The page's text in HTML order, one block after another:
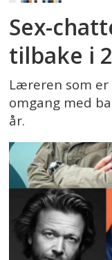
Sex-
tilbake i
Læreren som
omgang med
år.